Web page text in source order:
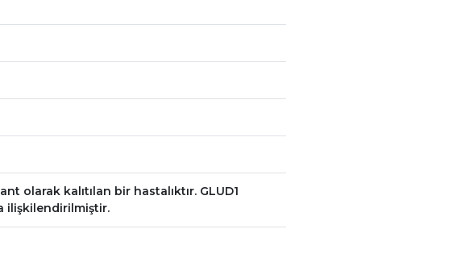
olarak kalıtılan bir hastalıktır. GLUD1
ilişkilendirilmiştir.